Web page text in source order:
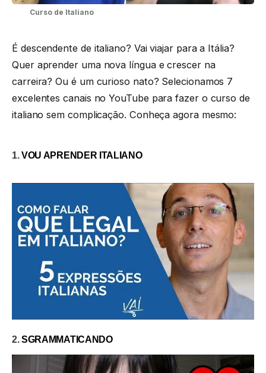
Curso de Italiano
É descendente de italiano? Vai viajar para a Itália?
Quer aprender uma nova língua e crescer na
carreira? Ou é um curioso nato? Selecionamos 7
excelentes canais no YouTube para fazer o curso de
italiano sem complicação. Conheça agora mesmo:
1. VOU APRENDER ITALIANO
2. SGRAMMATICANDO